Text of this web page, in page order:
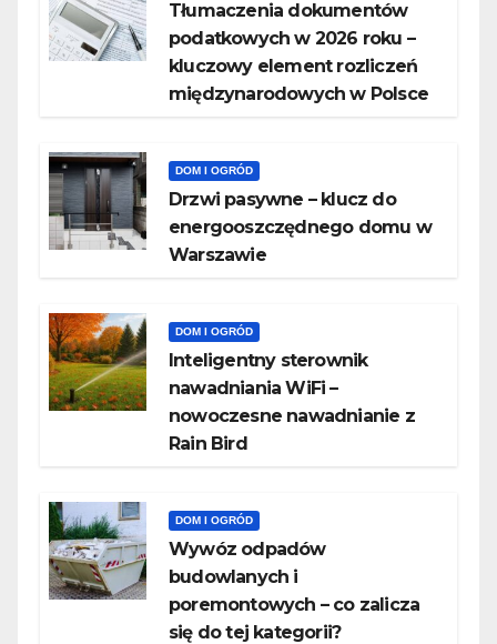
Tłumaczenia dokumentów
podatkowych w 2026 roku –
kluczowy element rozliczeń
międzynarodowych w Polsce
DOM I OGRÓD
Drzwi pasywne – klucz do
energooszczędnego domu w
Warszawie
DOM I OGRÓD
Inteligentny sterownik
nawadniania WiFi –
nowoczesne nawadnianie z
Rain Bird
DOM I OGRÓD
Wywóz odpadów
budowlanych i
poremontowych – co zalicza
się do tej kategorii?